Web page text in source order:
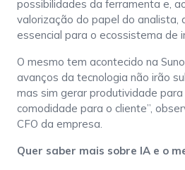
possibilidades da ferramenta e,
valorização do papel do analista,
essencial para o ecossistema de
O mesmo tem acontecido na
avanços da tecnologia não irão
mas sim gerar produtividade
comodidade para o cliente”,
CFO da empresa.
Quer saber mais sobre IA e o